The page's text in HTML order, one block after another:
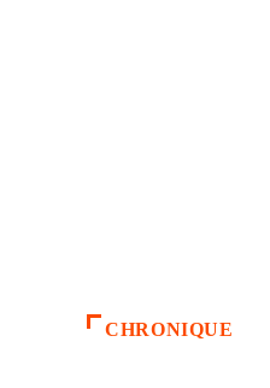
CHRONIQUE